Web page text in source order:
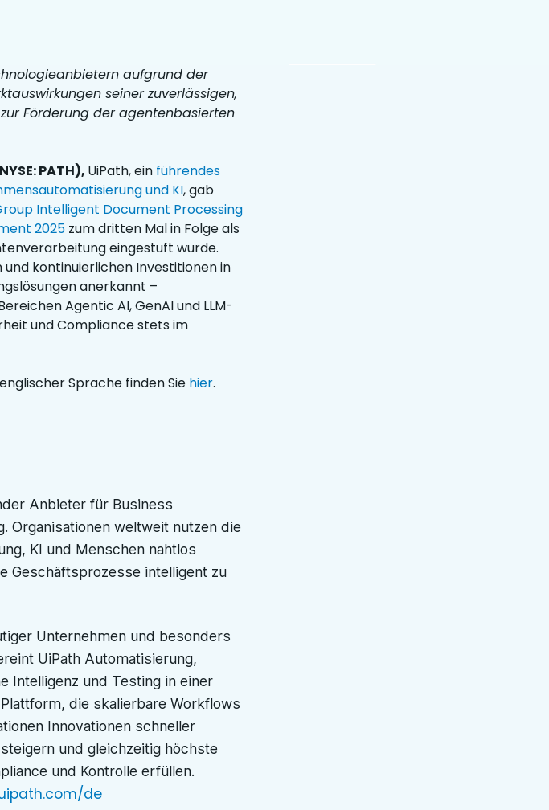
aufgrund der
seiner zuverlässigen,
Förderung der agentenbasierten
PATH), UiPath, ein führendes
und KI, gab
Intelligent Document Processing
2025 zum dritten Mal in Folge als
eingestuft wurde.
kontinuierlichen Investitionen in
anerkannt –
Agentic AI, GenAI und LLM-
und Compliance stets im
Sprache finden Sie hier.
Anbieter für Business
Organisationen weltweit nutzen die
KI und Menschen nahtlos
Geschäftsprozesse intelligent zu
Unternehmen und besonders
UiPath Automatisierung,
Intelligenz und Testing in einer
die skalierbare Workflows
Innovationen schneller
und gleichzeitig höchste
und Kontrolle erfüllen.
de